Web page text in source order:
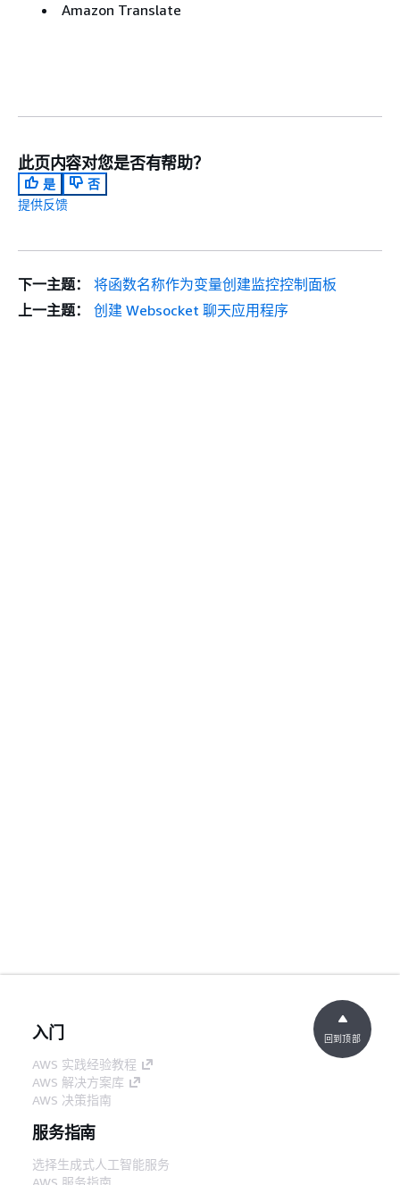
Amazon Translate
此页内容对您是否有帮助？
是
否
提供反馈
下一主题：
将函数名称作为变量创建监控控制面板
上一主题：
创建 Websocket 聊天应用程序
入门
AWS 实践经验教程
AWS 解决方案库
AWS 决策指南
服务指南
选择生成式人工智能服务
AWS 服务指南
回到顶部